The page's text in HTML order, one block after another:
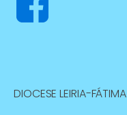
DIOCESE LEIRIA-FÁTIMA